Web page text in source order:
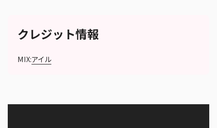
クレジット情報
MIX:アイル